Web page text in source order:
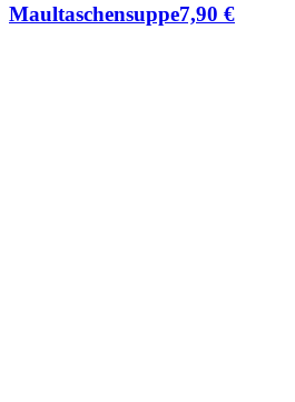
Maultaschensuppe7,90 €